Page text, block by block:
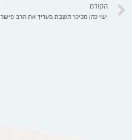
הקודם
ישי כהן מכיכר השבת מעריך את הרב פישר